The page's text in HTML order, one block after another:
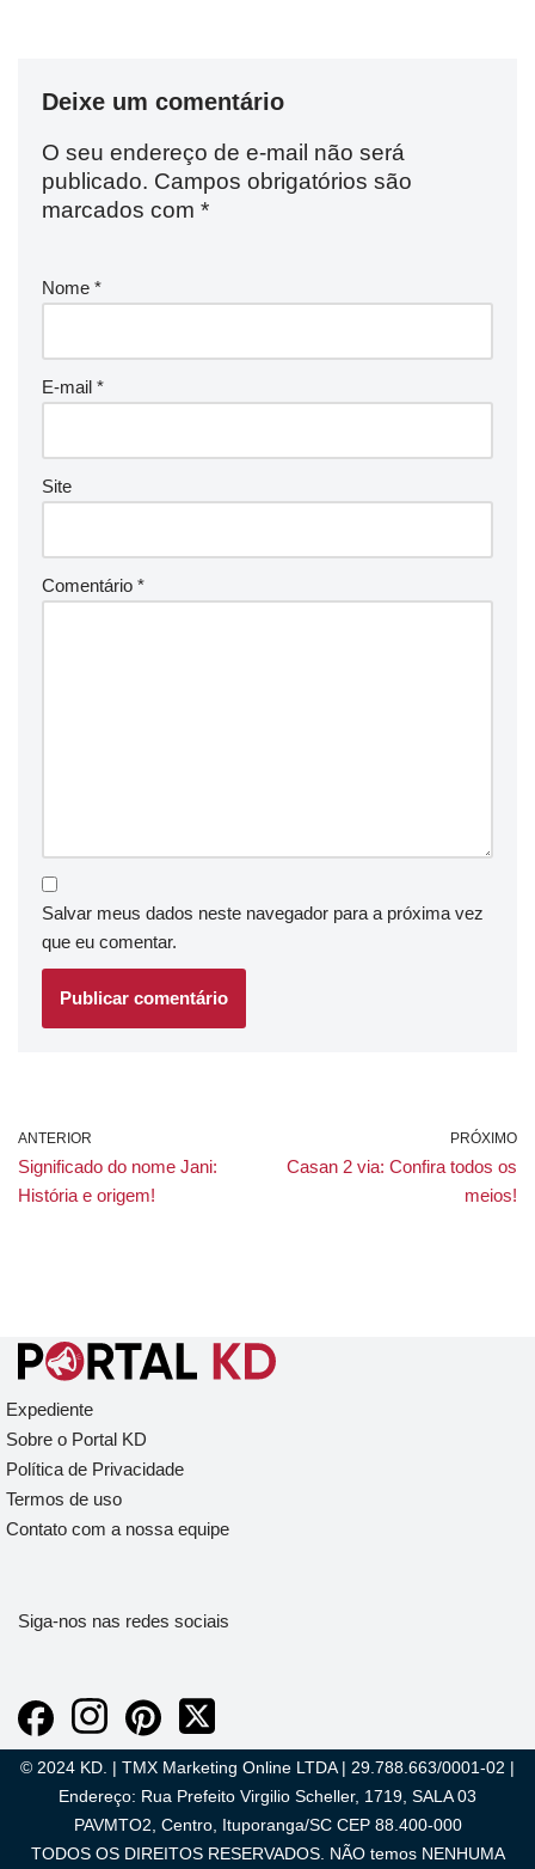
Deixe um comentário
O seu endereço de e-mail não será
publicado. Campos obrigatórios são
marcados com *
Nome *
E-mail *
Site
Comentário *
Salvar meus dados neste navegador para a próxima vez
que eu comentar.
ANTERIOR
Significado do nome Jani:
História e origem!
PRÓXIMO
Casan 2 via: Confira todos os
meios!
Expediente
Sobre o Portal KD
Política de Privacidade
Termos de uso
Contato com a nossa equipe
Siga-nos nas redes sociais
© 2024 KD. | TMX Marketing Online LTDA | 29.788.663/0001-02 |
Endereço: Rua Prefeito Virgilio Scheller, 1719, SALA 03
PAVMTO2, Centro, Ituporanga/SC CEP 88.400-000
TODOS OS DIREITOS RESERVADOS. NÃO temos NENHUMA